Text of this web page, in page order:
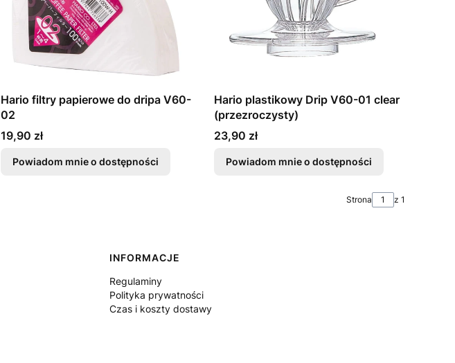
Hario filtry papierowe do dripa V60-
02
Cena
19,90 zł
Powiadom mnie o dostępności
Hario plastikowy Drip V60-01 clear
(przezroczysty)
Cena
23,90 zł
Powiadom mnie o dostępności
Strona z 1
INFORMACJE
Regulaminy
Polityka prywatności
Czas i koszty dostawy